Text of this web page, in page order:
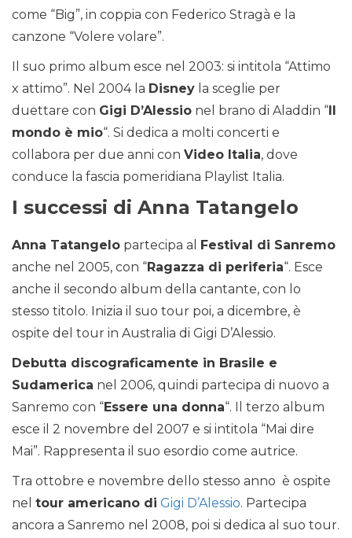
come “Big”, in coppia con Federico Stragà e la
canzone “Volere volare”.
Il suo primo album esce nel 2003: si intitola “Attimo
x attimo”. Nel 2004 la Disney la sceglie per
duettare con Gigi D’Alessio nel brano di Aladdin “Il
mondo è mio“. Si dedica a molti concerti e
collabora per due anni con Video Italia, dove
conduce la fascia pomeridiana Playlist Italia.
I successi di Anna Tatangelo
Anna Tatangelo partecipa al Festival di Sanremo
anche nel 2005, con “Ragazza di periferia“. Esce
anche il secondo album della cantante, con lo
stesso titolo. Inizia il suo tour poi, a dicembre, è
ospite del tour in Australia di Gigi D’Alessio.
Debutta discograficamente in Brasile e
Sudamerica nel 2006, quindi partecipa di nuovo a
Sanremo con “Essere una donna“. Il terzo album
esce il 2 novembre del 2007 e si intitola “Mai dire
Mai”. Rappresenta il suo esordio come autrice.
Tra ottobre e novembre dello stesso anno è ospite
nel tour americano di Gigi D’Alessio. Partecipa
ancora a Sanremo nel 2008, poi si dedica al suo tour.